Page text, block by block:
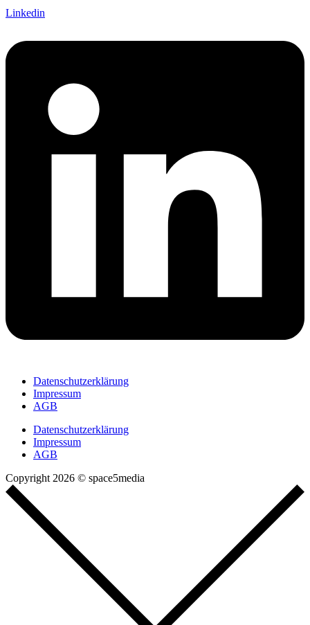
Linkedin
Datenschutzerklärung
Impressum
AGB
Datenschutzerklärung
Impressum
AGB
Copyright 2026 © space5media